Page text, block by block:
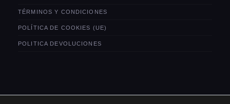
TÉRMINOS Y CONDICIONES
POLÍTICA DE COOKIES (UE)
POLITICA DEVOLUCIONES